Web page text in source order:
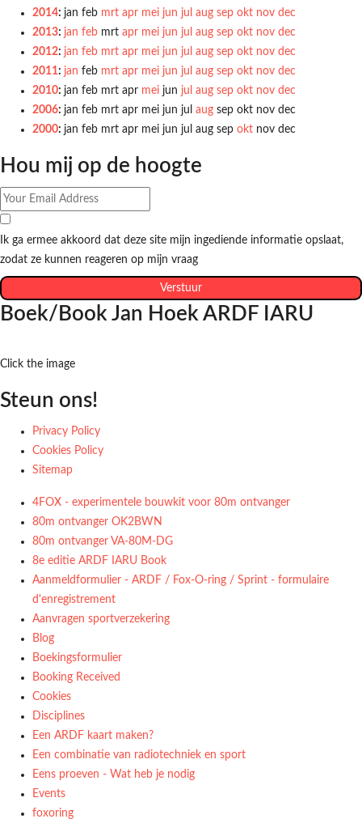
2014: jan feb mrt apr mei jun jul aug sep okt nov dec
2013: jan feb mrt apr mei jun jul aug sep okt nov dec
2012: jan feb mrt apr mei jun jul aug sep okt nov dec
2011: jan feb mrt apr mei jun jul aug sep okt nov dec
2010: jan feb mrt apr mei jun jul aug sep okt nov dec
2006: jan feb mrt apr mei jun jul aug sep okt nov dec
2000: jan feb mrt apr mei jun jul aug sep okt nov dec
Hou mij op de hoogte
Ik ga ermee akkoord dat deze site mijn ingediende informatie opslaat,
zodat ze kunnen reageren op mijn vraag
Verstuur
Boek/Book Jan Hoek ARDF IARU
Click the image
Steun ons!
Privacy Policy
Cookies Policy
Sitemap
4FOX - experimentele bouwkit voor 80m ontvanger
80m ontvanger OK2BWN
80m ontvanger VA-80M-DG
8e editie ARDF IARU Book
Aanmeldformulier - ARDF / Fox-O-ring / Sprint - formulaire
d'enregistrement
Aanvragen sportverzekering
Blog
Boekingsformulier
Booking Received
Cookies
Disciplines
Een ARDF kaart maken?
Een combinatie van radiotechniek en sport
Eens proeven - Wat heb je nodig
Events
foxoring